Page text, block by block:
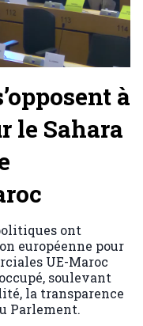
à
le Sahara
ont
européenne pour
UE-Maroc
soulevant
la transparence
Parlement.